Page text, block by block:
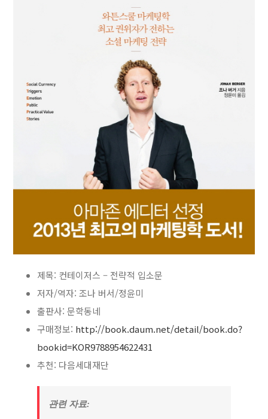
제목: 컨테이저스 – 전략적 입소문
저자/역자: 조나 버서/정윤미
출판사: 문학동네
구매정보: http://book.daum.net/detail/book.do?
bookid=KOR9788954622431
추천: 다음세대재단
관련 자료: